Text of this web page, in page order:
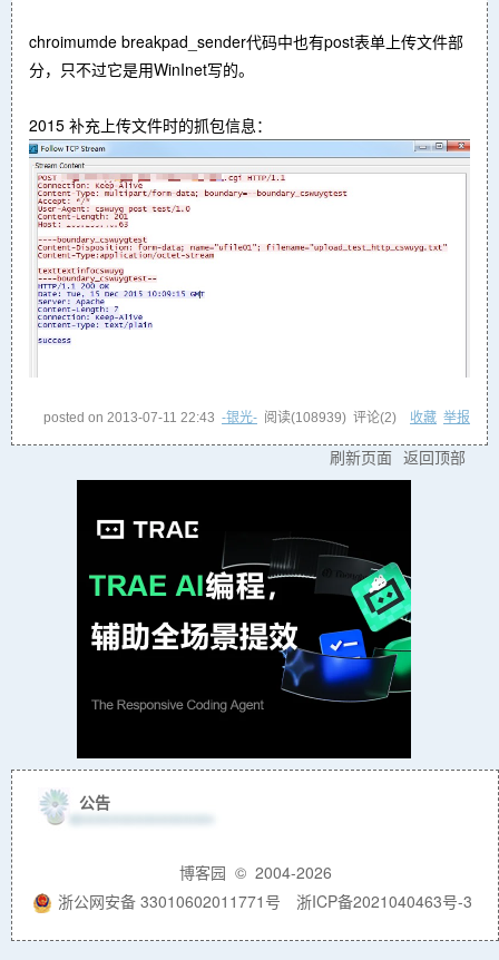
chroimumde breakpad_sender代码中也有post表单上传文件部
分，只不过它是用WinInet写的。
2015 补充上传文件时的抓包信息：
posted on 2013-07-11 22:43 -银光- 阅读(108939) 评论(2) 收藏 举报
刷新页面 返回顶部
公告
博客园 © 2004-2026
浙公网安备 33010602011771号
浙ICP备2021040463号-3